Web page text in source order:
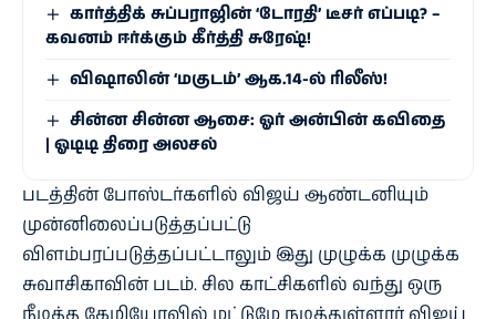
கார்த்திக் சுப்பராஜின் ‘டோரதி’ டீசர் எப்படி? –
கவனம் ஈர்க்கும் கீர்த்தி சுரேஷ்!
விஷாலின் ‘மகுடம்’ ஆக.14-ல் ரிலீஸ்!
சின்ன சின்ன ஆசை: ஓர் அன்பின் கவிதை
| ஓடிடி திரை அலசல்
படத்தின் போஸ்டர்களில் விஜய் ஆண்டனியும்
முன்னிலைப்படுத்தப்பட்டு
விளம்பரப்படுத்தப்பட்டாலும் இது முழுக்க முழுக்க
சுவாசிகாவின் படம். சில காட்சிகளில் வந்து ஒரு